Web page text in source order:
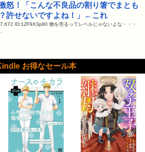
怒！「こんな不良品の割り箸でまとも
許せないですよね！」←これ
ID:1ZF9X3p80 物を売るってレベルじゃないよな・・・
お得なセール本